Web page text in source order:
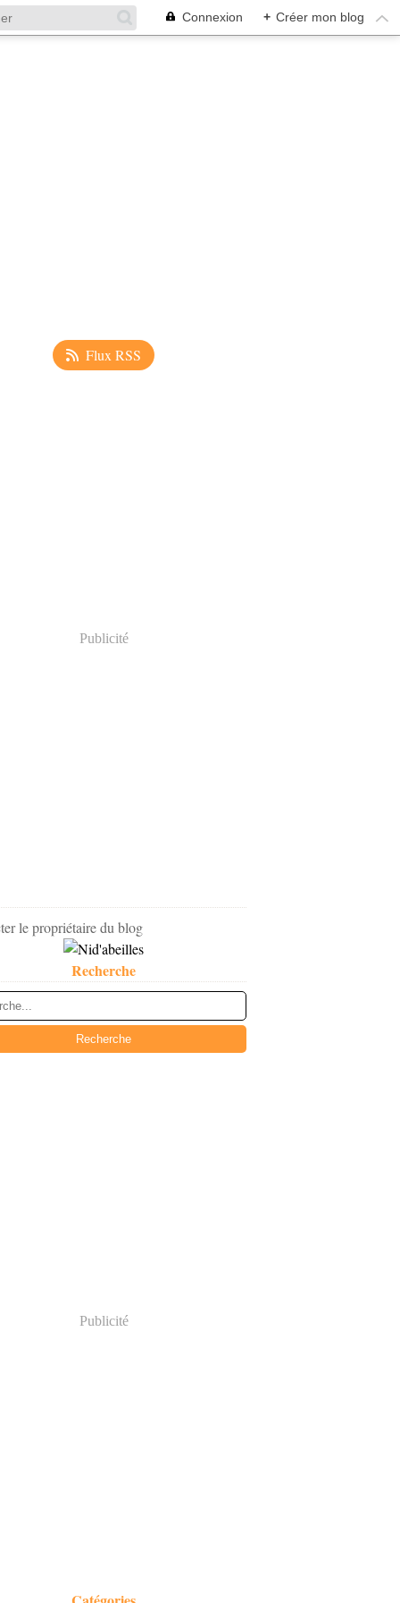
Connexion + Créer mon blog
Flux RSS
Publicité
le propriétaire du blog
Recherche
Publicité